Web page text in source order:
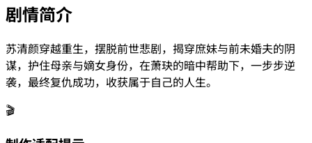
剧情简介
苏清颜穿越重生，摆脱前世悲剧，揭穿庶妹与前未婚夫的阴
谋，护住母亲与嫡女身份，在萧玦的暗中帮助下，一步步逆
袭，最终复仇成功，收获属于自己的人生。
🎬